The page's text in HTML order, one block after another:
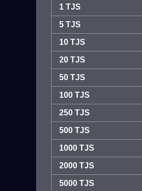
1 TJS
5 TJS
10 TJS
20 TJS
50 TJS
100 TJS
250 TJS
500 TJS
1000 TJS
2000 TJS
5000 TJS